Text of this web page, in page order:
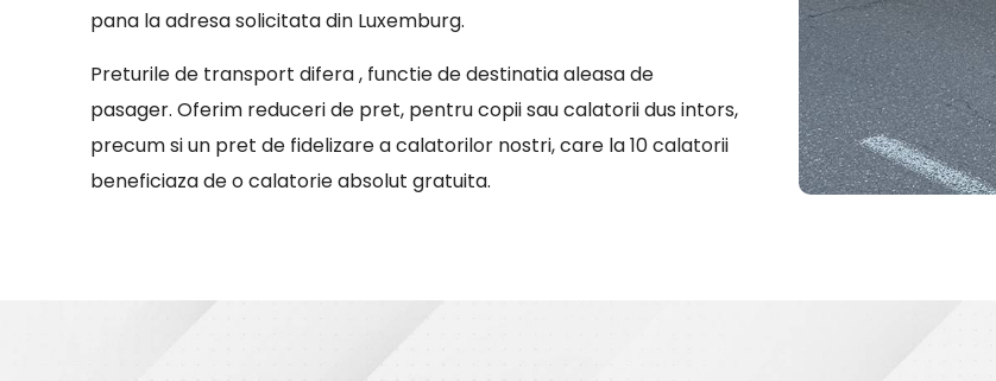
pana la adresa solicitata din Luxemburg.
Preturile de transport difera , functie de destinatia aleasa de
pasager. Oferim reduceri de pret, pentru copii sau calatorii dus intors,
precum si un pret de fidelizare a calatorilor nostri, care la 10 calatorii
beneficiaza de o calatorie absolut gratuita.